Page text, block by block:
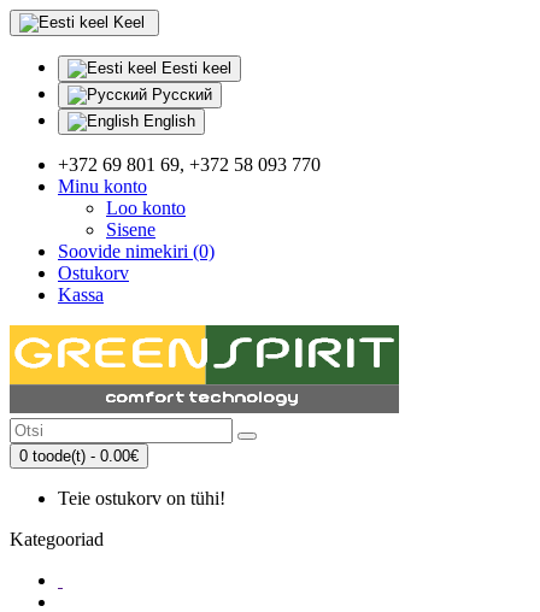
Keel
Eesti keel
Русский
English
+372 69 801 69, +372 58 093 770
Minu konto
Loo konto
Sisene
Soovide nimekiri (0)
Ostukorv
Kassa
0 toode(t) - 0.00€
Teie ostukorv on tühi!
Kategooriad